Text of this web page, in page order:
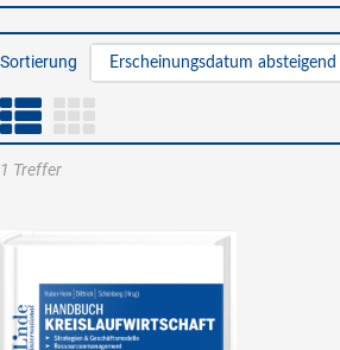
Sortierung Erscheinungsdatum absteigend
1 Treffer